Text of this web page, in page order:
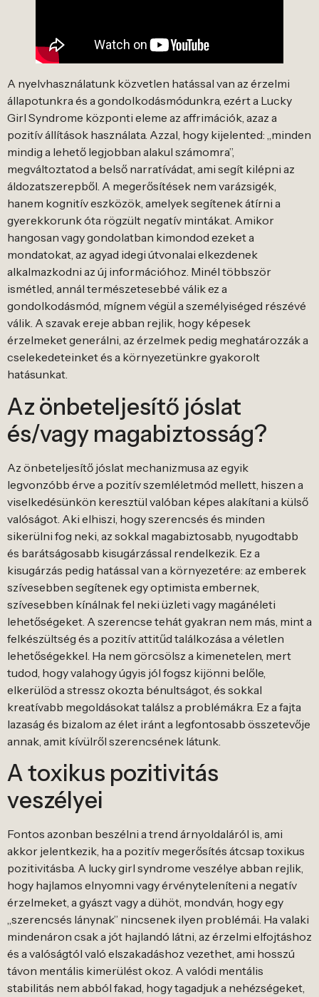
A nyelvhasználatunk közvetlen hatással van az érzelmi
állapotunkra és a gondolkodásmódunkra, ezért a Lucky
Girl Syndrome központi eleme az affrimációk, azaz a
pozitív állítások használata. Azzal, hogy kijelented: „minden
mindig a lehető legjobban alakul számomra”,
megváltoztatod a belső narratívádat, ami segít kilépni az
áldozatszerepből. A megerősítések nem varázsigék,
hanem kognitív eszközök, amelyek segítenek átírni a
gyerekkorunk óta rögzült negatív mintákat. Amikor
hangosan vagy gondolatban kimondod ezeket a
mondatokat, az agyad idegi útvonalai elkezdenek
alkalmazkodni az új információhoz. Minél többször
ismétled, annál természetesebbé válik ez a
gondolkodásmód, mígnem végül a személyiséged részévé
válik. A szavak ereje abban rejlik, hogy képesek
érzelmeket generálni, az érzelmek pedig meghatározzák a
cselekedeteinket és a környezetünkre gyakorolt
hatásunkat.
Az önbeteljesítő jóslat
és/vagy magabiztosság?
Az önbeteljesítő jóslat mechanizmusa az egyik
legvonzóbb érve a pozitív szemléletmód mellett, hiszen a
viselkedésünkön keresztül valóban képes alakítani a külső
valóságot. Aki elhiszi, hogy szerencsés és minden
sikerülni fog neki, az sokkal magabiztosabb, nyugodtabb
és barátságosabb kisugárzással rendelkezik. Ez a
kisugárzás pedig hatással van a környezetére: az emberek
szívesebben segítenek egy optimista embernek,
szívesebben kínálnak fel neki üzleti vagy magánéleti
lehetőségeket. A szerencse tehát gyakran nem más, mint a
felkészültség és a pozitív attitűd találkozása a véletlen
lehetőségekkel. Ha nem görcsölsz a kimenetelen, mert
tudod, hogy valahogy úgyis jól fogsz kijönni belőle,
elkerülöd a stressz okozta bénultságot, és sokkal
kreatívabb megoldásokat találsz a problémákra. Ez a fajta
lazaság és bizalom az élet iránt a legfontosabb összetevője
annak, amit kívülről szerencsének látunk.
A toxikus pozitivitás
veszélyei
Fontos azonban beszélni a trend árnyoldaláról is, ami
akkor jelentkezik, ha a pozitív megerősítés átcsap toxikus
pozitivitásba. A lucky girl syndrome veszélye abban rejlik,
hogy hajlamos elnyomni vagy érvényteleníteni a negatív
érzelmeket, a gyászt vagy a dühöt, mondván, hogy egy
„szerencsés lánynak” nincsenek ilyen problémái. Ha valaki
mindenáron csak a jót hajlandó látni, az érzelmi elfojtáshoz
és a valóságtól való elszakadáshoz vezethet, ami hosszú
távon mentális kimerülést okoz. A valódi mentális
stabilitás nem abból fakad, hogy tagadjuk a nehézségeket,